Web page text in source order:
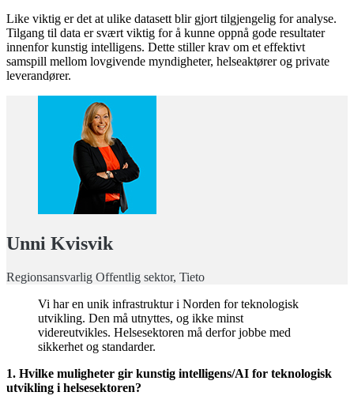
Like viktig er det at ulike datasett blir gjort tilgjengelig for analyse.
Tilgang til data er svært viktig for å kunne oppnå gode resultater
innenfor kunstig intelligens. Dette stiller krav om et effektivt
samspill mellom lovgivende myndigheter, helseaktører og private
leverandører.
Unni Kvisvik
Regionsansvarlig Offentlig sektor, Tieto
Vi har en unik infrastruktur i Norden for teknologisk
utvikling. Den må utnyttes, og ikke minst
videreutvikles. Helsesektoren må derfor jobbe med
sikkerhet og standarder.
1. Hvilke muligheter gir kunstig intelligens/AI for teknologisk
utvikling i helsesektoren?